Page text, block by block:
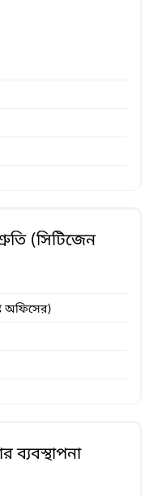
(সিটিজেন
অফিসের)
ব্যবস্থাপনা